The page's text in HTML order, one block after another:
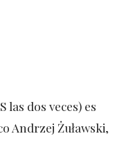
las dos veces) es
Andrzej Żuławski,